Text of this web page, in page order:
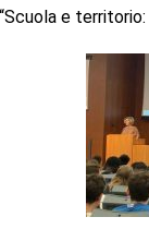
e territorio: